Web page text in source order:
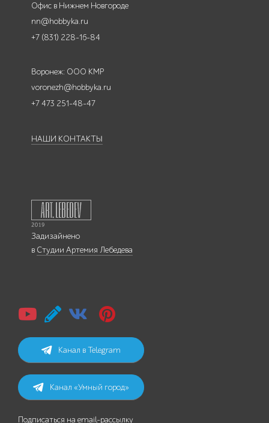
Офис в Нижнем Новгороде
nn@hobbyka.ru
+7 (831) 228-16-84
Воронеж: ООО КМР
voronezh@hobbyka.ru
+7 473 251-48-47
НАШИ КОНТАКТЫ
Задизайнено
в Студии Артемия Лебедева
Канал в Telegram
Канал «Умный город»
Подписаться на email-рассылку